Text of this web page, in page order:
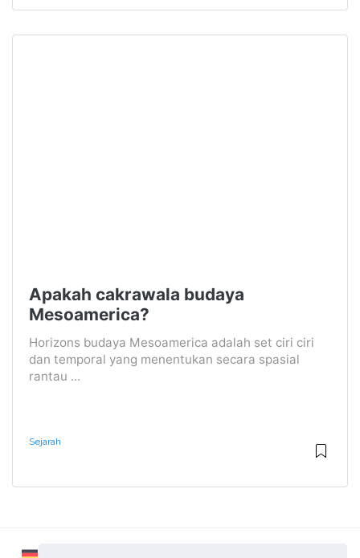
Apakah cakrawala budaya
Mesoamerica?
Horizons budaya Mesoamerica adalah set ciri ciri
dan temporal yang menentukan secara spasial
rantau ...
Sejarah